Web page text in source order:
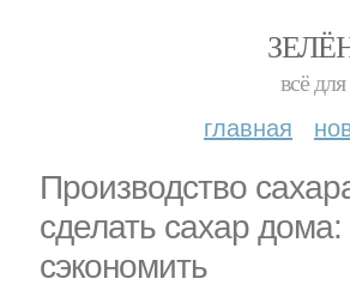
всё
главная
Производство
сделать сахар дома:
сэкономить